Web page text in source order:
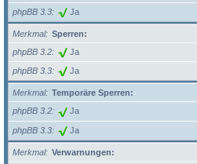
phpBB 3.3 Ja
Merkmal
Sperren:
phpBB 3.2
Ja
phpBB 3.3 Ja
Merkmal
Temporäre Sperren:
phpBB 3.2
Ja
phpBB 3.3 Ja
Merkmal
Verwarnungen: